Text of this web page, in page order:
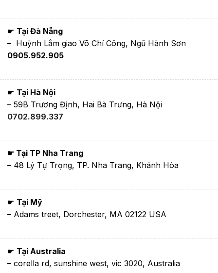
☛ Tại Đà Nẵng
– Huỳnh Lắm giao Võ Chí Công, Ngũ Hành Sơn
0905.952.905
☛ Tại Hà Nội
– 59B Trương Định, Hai Bà Trưng, Hà Nội
0702.899.337
☛ Tại TP Nha Trang
– 48 Lý Tự Trọng, TP. Nha Trang, Khánh Hòa
☛ Tại Mỹ
– Adams treet, Dorchester, MA 02122 USA
☛ Tại Australia
– corella rd, sunshine west, vic 3020, Australia